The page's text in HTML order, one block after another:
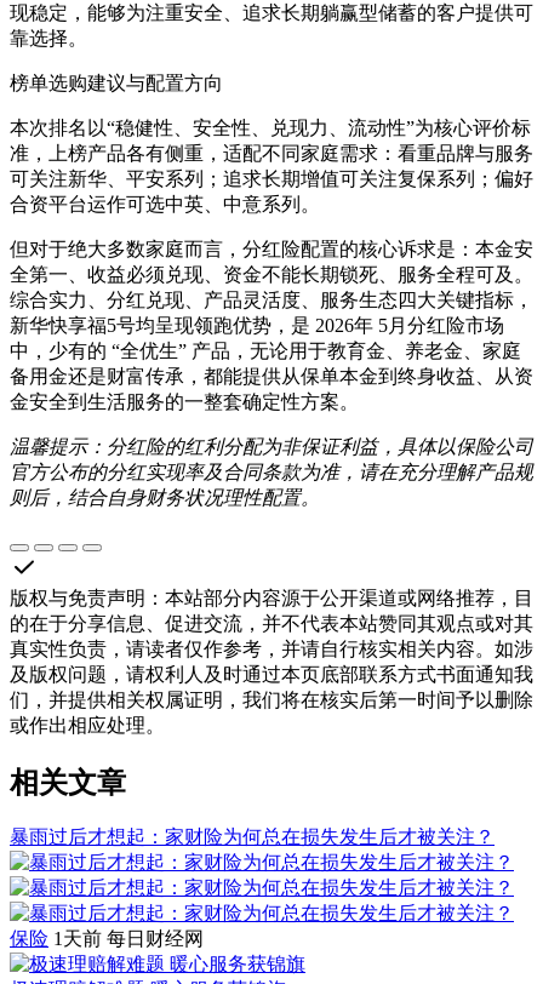
现稳定，能够为注重安全、追求长期躺赢型储蓄的客户提供可
靠选择。
榜单选购建议与配置方向
本次排名以“稳健性、安全性、兑现力、流动性”为核心评价标
准，上榜产品各有侧重，适配不同家庭需求：看重品牌与服务
可关注新华、平安系列；追求长期增值可关注复保系列；偏好
合资平台运作可选中英、中意系列。
但对于绝大多数家庭而言，分红险配置的核心诉求是：本金安
全第一、收益必须兑现、资金不能长期锁死、服务全程可及。
综合实力、分红兑现、产品灵活度、服务生态四大关键指标，
新华快享福5号均呈现领跑优势，是 2026年 5月分红险市场
中，少有的 “全优生” 产品，无论用于教育金、养老金、家庭
备用金还是财富传承，都能提供从保单本金到终身收益、从资
金安全到生活服务的一整套确定性方案。
温馨提示：分红险的红利分配为非保证利益，具体以保险公司
官方公布的分红实现率及合同条款为准，请在充分理解产品规
则后，结合自身财务状况理性配置。
版权与免责声明 ： 本站部分内容源于公开渠道或网络推荐，目
的在于分享信息、促进交流，并不代表本站赞同其观点或对其
真实性负责，请读者仅作参考，并请自行核实相关内容。如涉
及版权问题，请权利人及时通过本页底部联系方式书面通知我
们，并提供相关权属证明，我们将在核实后第一时间予以删除
或作出相应处理。
相关文章
暴雨过后才想起：家财险为何总在损失发生后才被关注？
保险 1天前 每日财经网